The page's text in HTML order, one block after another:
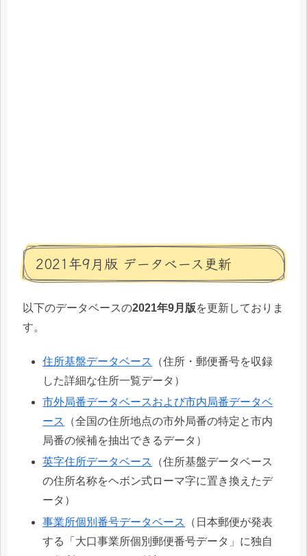
2021年9月版 データベース更新
以下のデータベースの2021年9月版を更新しておりま
す。
住所基盤データベース
（住所・郵便番号を収録
した詳細な住所一覧データ）
市外局番データベースおよび市内局番データベ
ース
（全国の住所地点の市外局番の特定と市内
局番の候補を抽出できるデータ）
英字住所データベース
（住所基盤データベース
の住所名称をヘボン式ローマ字に置き換えたデ
ータ）
事業所個別番号データベース
（日本郵便が発表
する「大口事業所個別郵便番号データ」に独自